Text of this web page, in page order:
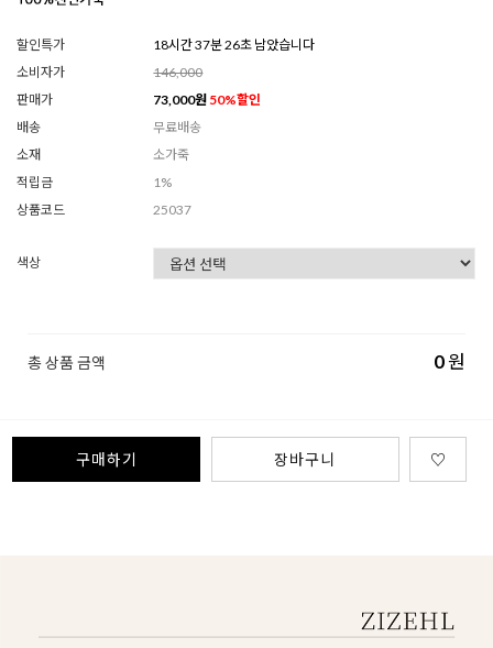
할인특가
18시간 37분 23초 남았습니다
소비자가
146,000
판매가
73,000원 50%할인
배송
무료배송
소재
소가죽
적립금
1%
상품코드
25037
색상
총 상품 금액 0원
구매하기 장바구니 ♡